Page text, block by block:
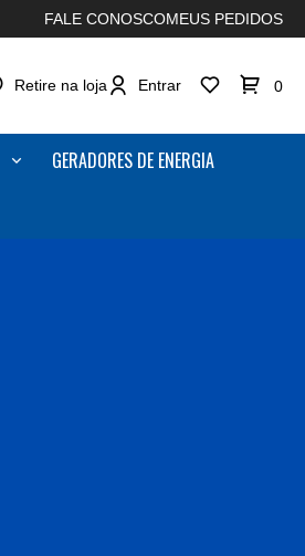
FALE CONOSCOMEUS PEDIDOS
Retire na loja Entrar 0
GERADORES DE ENERGIA